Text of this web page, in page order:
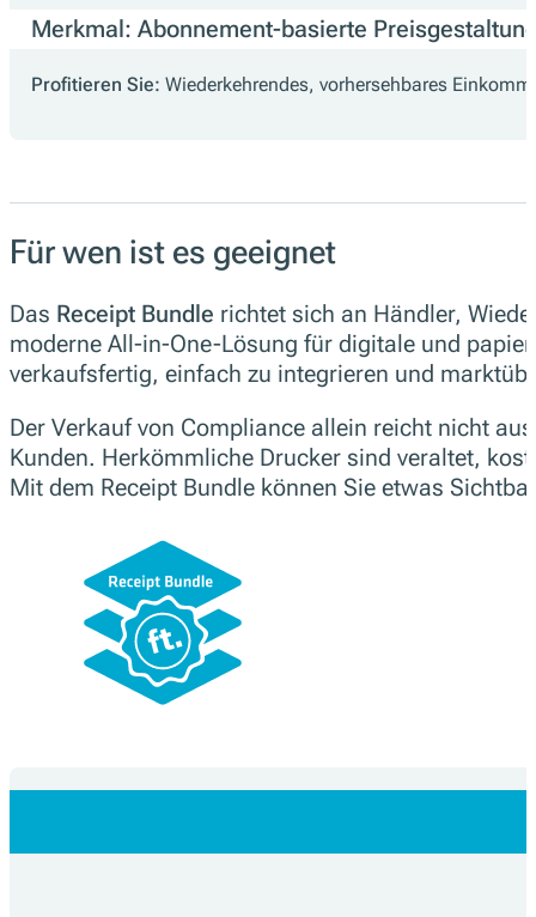
Merkmal: Abonnement-basierte
Profitieren Sie: Wiederkehrendes, vorhersehbares
Für wen ist es geeignet
Das Receipt Bundle richtet sich an Händler,
moderne All-in-One-Lösung für digitale und
verkaufsfertig, einfach zu integrieren und
Der Verkauf von Compliance allein reicht nicht
Kunden. Herkömmliche Drucker sind veraltet,
Mit dem Receipt Bundle können Sie etwas